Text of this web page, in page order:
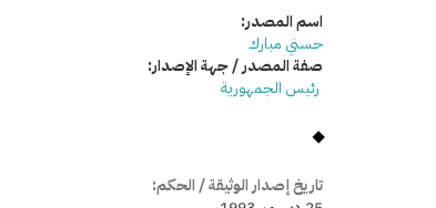
اسم المصدر:
حسني مبارك
صفة المصدر / جهة الإصدار:
رئيس الجمهورية
تاريخ إصدار الوثيقة / الحكم: